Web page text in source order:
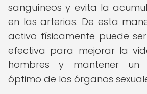
sanguíneos y evita la
en las arterias. De esta
activo físicamente puede
efectiva para mejorar la
hombres y mantener un
óptimo de los órganos